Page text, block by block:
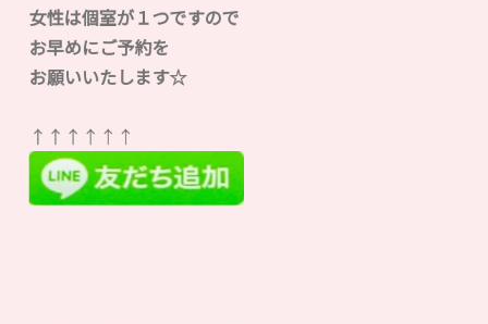
女性は個室が１つですので
お早めにご予約を
お願いいたします☆
↑↑↑↑↑↑